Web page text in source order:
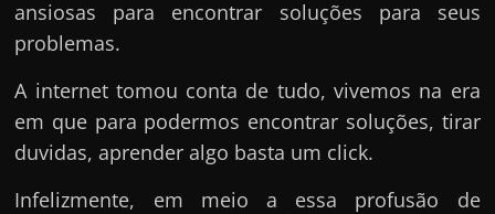
ansiosas para encontrar soluções para seus
problemas.
A internet tomou conta de tudo, vivemos na era
em que para podermos encontrar soluções, tirar
duvidas, aprender algo basta um click.
Infelizmente, em meio a essa profusão de